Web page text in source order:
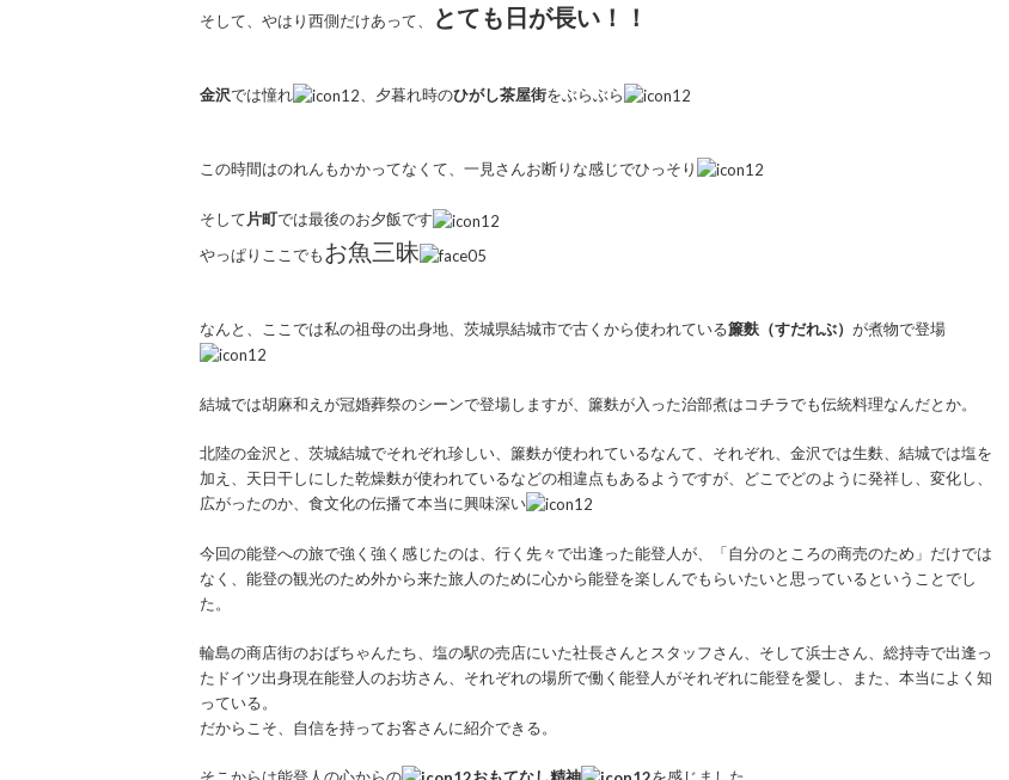
そして、やはり西側だけあって、
とても日が長い！！
金沢では憧れ 、夕暮れ時のひがし茶屋街をぶらぶら
この時間はのれんもかかってなくて、一見さんお断りな感じでひっそり
そして片町では最後のお夕飯です
やっぱりここでも お魚三昧
なんと、ここでは私の祖母の出身地、茨城県結城市で古くから使われている簾麩（すだれぶ） が煮物で登場
結城では胡麻和えが冠婚葬祭のシーンで登場しますが、簾麩が入った治部煮はコチラでも伝統料理なんだとか。
北陸の金沢と、茨城結城でそれぞれ珍しい、簾麩が使われているなんて、それぞれ、金沢では生麩、結城では塩を
加え、天日干しにした乾燥麩が使われているなどの相違点もあるようですが、どこでどのように発祥し、変化し、
広がったのか、食文化の伝播て本当に興味深い
今回の能登への旅で強く強く感じたのは、行く先々で出逢った能登人が、「自分のところの商売のため」だけでは
なく、能登の観光のため外から来た旅人のために心から能登を楽しんでもらいたいと思っているということでし
た。
輪島の商店街のおばちゃんたち、塩の駅の売店にいた社長さんとスタッフさん、そして浜士さん、総持寺で出逢っ
たドイツ出身現在能登人のお坊さん、それぞれの場所で働く能登人がそれぞれに能登を愛し、また、本当によく知
っている。
だからこそ、自信を持ってお客さんに紹介できる。